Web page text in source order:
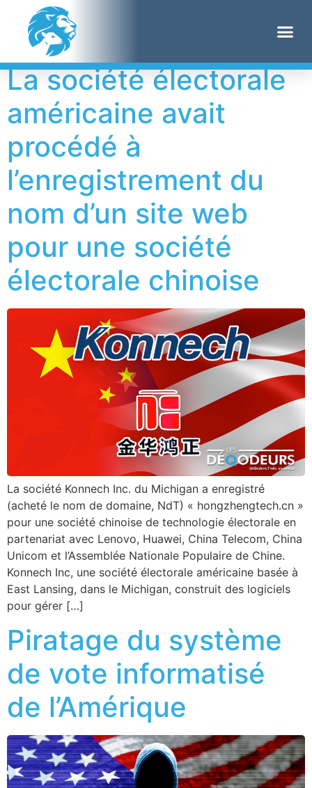
Étiquette :
La société électorale
américaine avait
procédé à
l’enregistrement du
nom d’un site web
pour une société
électorale chinoise
La société Konnech Inc. du Michigan a enregistré
(acheté le nom de domaine, NdT) « hongzhengtech.cn »
pour une société chinoise de technologie électorale en
partenariat avec Lenovo, Huawei, China Telecom, China
Unicom et l’Assemblée Nationale Populaire de Chine.
Konnech Inc, une société électorale américaine basée à
East Lansing, dans le Michigan, construit des logiciels
pour gérer […]
Piratage du système
de vote informatisé
de l’Amérique